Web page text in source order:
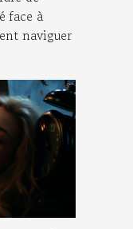
face à
naviguer